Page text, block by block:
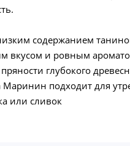
содержанием
вкусом и ровным
глубокого
подходит для
или сливок